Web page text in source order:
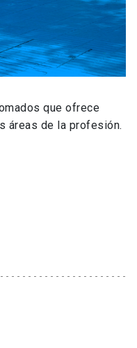
que ofrece
áreas de la profesión.